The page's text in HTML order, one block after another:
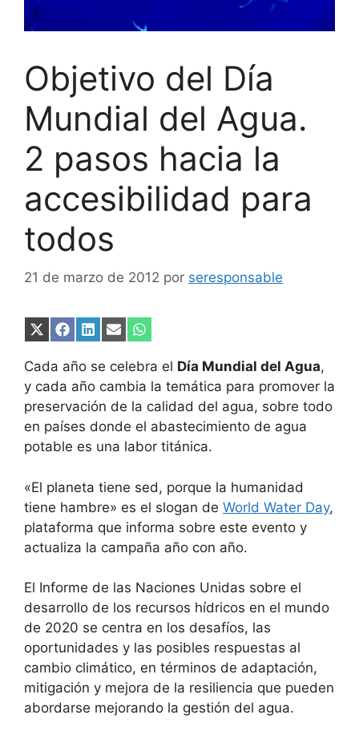
Objetivo del Día
Mundial del Agua.
2 pasos hacia la
accesibilidad para
todos
21 de marzo de 2012 por seresponsable
Compartir
X
(Twitter)
Compartir
Facebook
Compartir
LinkedIn
Compartir
Email
Compartir
WhatsApp
Cada año se celebra el Día Mundial del Agua,
y cada año cambia la temática para promover la
preservación de la calidad del agua, sobre todo
en países donde el abastecimiento de agua
potable es una labor titánica.
«El planeta tiene sed, porque la humanidad
tiene hambre» es el slogan de World Water Day,
plataforma que informa sobre este evento y
actualiza la campaña año con año.
El Informe de las Naciones Unidas sobre el
desarrollo de los recursos hídricos en el mundo
de 2020 se centra en los desafíos, las
oportunidades y las posibles respuestas al
cambio climático, en términos de adaptación,
mitigación y mejora de la resiliencia que pueden
abordarse mejorando la gestión del agua.